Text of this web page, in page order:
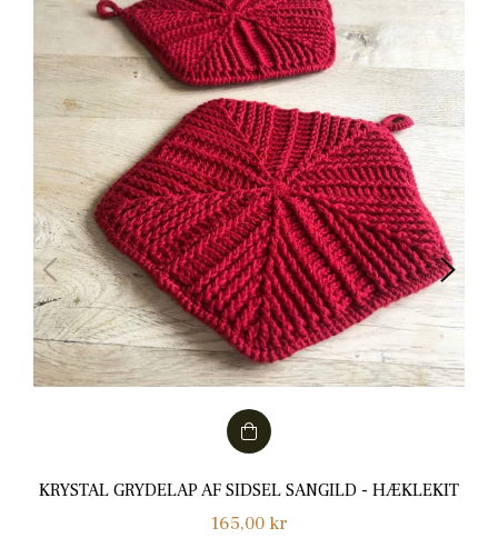
KRYSTAL GRYDELAP AF SIDSEL SANGILD - HÆKLEKIT
Normalpris
165,00 kr